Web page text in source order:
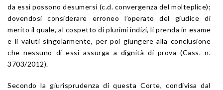
da essi possono desumersi (c.d. convergenza del molteplice);
dovendosi considerare erroneo l’operato del giudice di
merito il quale, al cospetto di plurimi indizi, li prenda in esame
e li valuti singolarmente, per poi giungere alla conclusione
che nessuno di essi assurga a dignità di prova (Cass. n.
3703/2012).
Secondo la giurisprudenza di questa Corte, condivisa dal